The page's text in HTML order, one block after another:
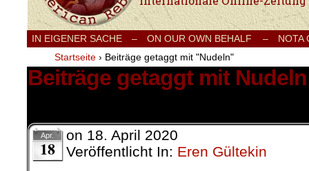
Internationale Onlinezeitung für Frieden,
IN EIGENER SACHE – ON OUR OWN BEHALF –
NOTA
Startseite › Beiträge getaggt mit "Nudeln"
Beiträge getaggt mit Nudeln
Apr.
18
on 18. April 2020
Veröffentlicht In: Eren Gültekin